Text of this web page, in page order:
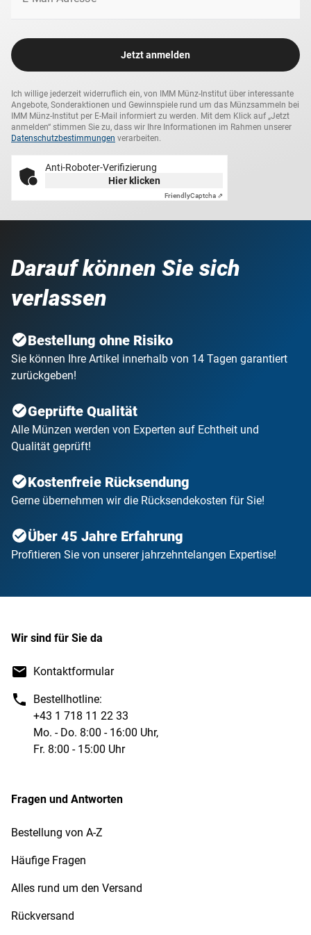
Jetzt anmelden
Ich willige jederzeit widerruflich ein, von IMM Münz-Institut über interessante
Angebote, Sonderaktionen und Gewinnspiele rund um das Münzsammeln bei
IMM Münz-Institut per E-Mail informiert zu werden. Mit dem Klick auf „Jetzt
anmelden“ stimmen Sie zu, dass wir Ihre Informationen im Rahmen unserer
Datenschutzbestimmungen verarbeiten.
Anti-Roboter-Verifizierung
Hier klicken
FriendlyCaptcha ⇗
Darauf können Sie sich
verlassen
Bestellung ohne Risiko
Sie können Ihre Artikel innerhalb von 14 Tagen garantiert
zurückgeben!
Geprüfte Qualität
Alle Münzen werden von Experten auf Echtheit und
Qualität geprüft!
Kostenfreie Rücksendung
Gerne übernehmen wir die Rücksendekosten für Sie!
Über 45 Jahre Erfahrung
Profitieren Sie von unserer jahrzehntelangen Expertise!
Wir sind für Sie da
Kontaktformular
Bestellhotline:
+43 1 718 11 22 33
Mo. - Do. 8:00 - 16:00 Uhr,
Fr. 8:00 - 15:00 Uhr
Fragen und Antworten
Bestellung von A-Z
Häufige Fragen
Alles rund um den Versand
Rückversand